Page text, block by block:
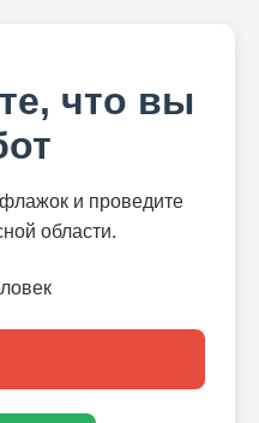
что вы
и проведите
области.